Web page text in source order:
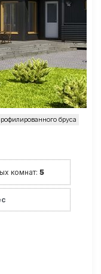
бруса
комнат:5